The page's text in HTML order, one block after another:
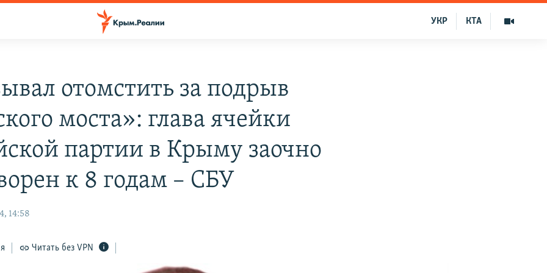
КТА
УКР
отомстить за подрыв
моста»: глава ячейки
партии в Крыму заочно
к 8 годам – СБУ
14:58
Читать без VPN